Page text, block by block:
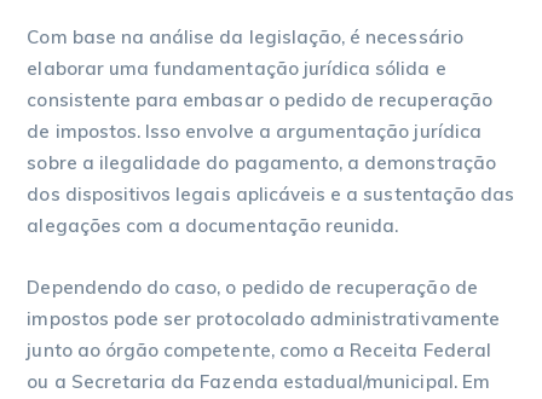
Com base na análise da legislação, é necessário
elaborar uma fundamentação jurídica sólida e
consistente para embasar o pedido de recuperação
de impostos. Isso envolve a argumentação jurídica
sobre a ilegalidade do pagamento, a demonstração
dos dispositivos legais aplicáveis e a sustentação das
alegações com a documentação reunida.
Dependendo do caso, o pedido de recuperação de
impostos pode ser protocolado administrativamente
junto ao órgão competente, como a Receita Federal
ou a Secretaria da Fazenda estadual/municipal. Em